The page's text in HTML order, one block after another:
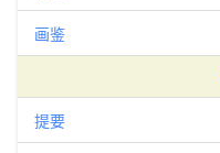
画鉴
提要